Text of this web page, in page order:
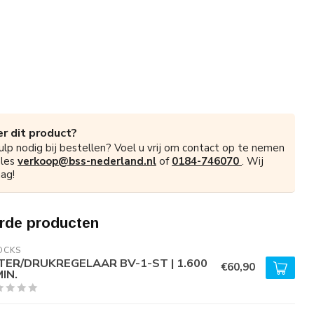
dit product?
nodig bij bestellen? Voel u vrij om contact op te nemen
verkoop@bss-nederland.nl of 0184-746070 . Wij
producten
DRUKREGELAAR BV-1-ST | 1.600 €60,90